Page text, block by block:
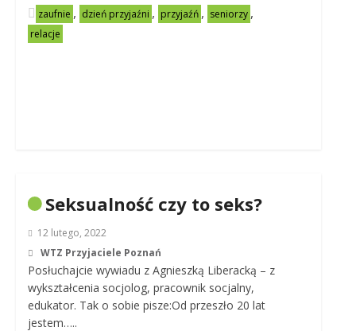
zaufnie , dzień przyjaźni , przyjaźń , seniorzy ,
relacje
Seksualność czy to seks?
12 lutego, 2022
WTZ Przyjaciele Poznań
Posłuchajcie wywiadu z Agnieszką Liberacką – z
wykształcenia socjolog, pracownik socjalny,
edukator. Tak o sobie pisze:Od przeszło 20 lat
jestem…..